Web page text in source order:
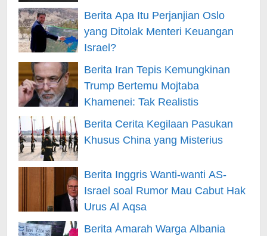
Berita Apa Itu Perjanjian Oslo
yang Ditolak Menteri Keuangan
Israel?
Berita Iran Tepis Kemungkinan
Trump Bertemu Mojtaba
Khamenei: Tak Realistis
Berita Cerita Kegilaan Pasukan
Khusus China yang Misterius
Berita Inggris Wanti-wanti AS-
Israel soal Rumor Mau Cabut Hak
Urus Al Aqsa
Berita Amarah Warga Albania